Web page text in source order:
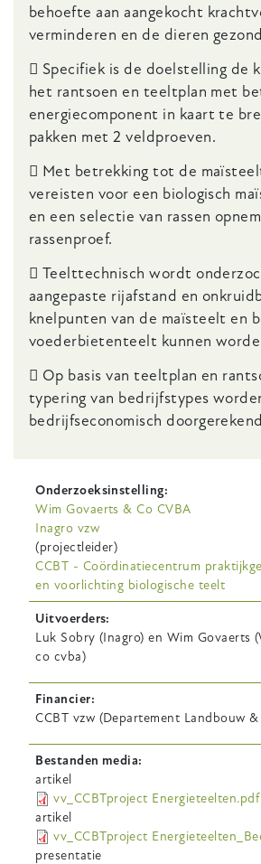
behoefte aan aangekocht
verminderen en de dieren
 Specifiek is de doelstelling de
het rantsoen en teeltplan met
energiecomponent in kaart te
pakken met 2 veldproeven.
 Met betrekking tot de
vereisten voor een biologisch
en een selectie van rassen
rassenproef.
 Teelttechnisch wordt
aangepaste rijafstand en
knelpunten van de maïsteelt en
voederbietenteelt kunnen
 Op basis van teeltplan en
typering van bedrijfstypes
bedrijfseconomisch
Onderzoeksinstelling
Wim Govaerts & Co CVBA
Inagro vzw
(projectleider)
CCBT - Coördinatiecentrum
en voorlichting biologische teelt
Uitvoerders
Luk Sobry (Inagro) en Wim Govaerts
co cvba)
Financier
CCBT vzw (Departement Landbouw
Bestanden media
artikel
vv_CCBTproject Energieteelten.pdf
artikel
vv_CCBTproject
presentatie